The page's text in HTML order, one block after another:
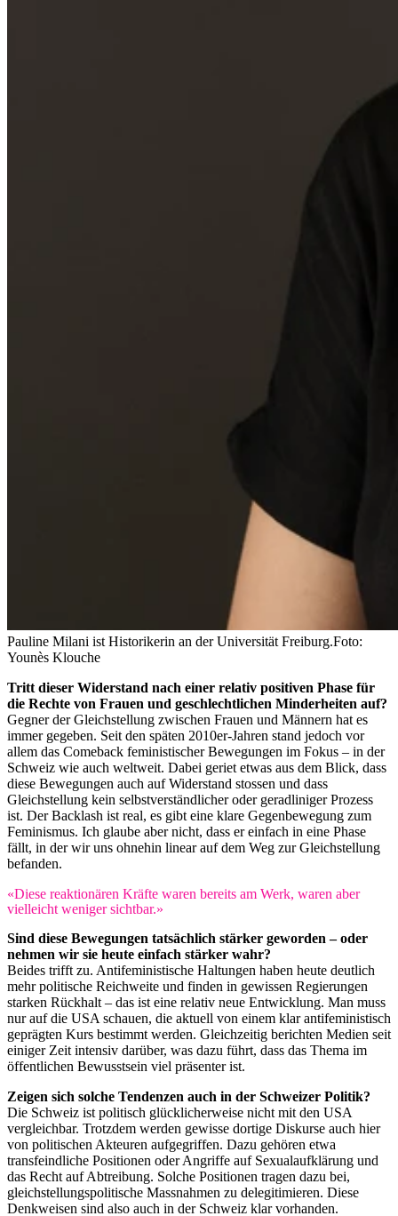
Pauline Milani ist Historikerin an der Universität Freiburg.Foto:
Younès Klouche
Tritt dieser Widerstand nach einer relativ positiven Phase für
die Rechte von Frauen und geschlechtlichen Minderheiten auf?
Gegner der Gleichstellung zwischen Frauen und Männern hat es
immer gegeben. Seit den späten 2010er-Jahren stand jedoch vor
allem das Comeback feministischer Bewegungen im Fokus – in der
Schweiz wie auch weltweit. Dabei geriet etwas aus dem Blick, dass
diese Bewegungen auch auf Widerstand stossen und dass
Gleichstellung kein selbstverständlicher oder geradliniger Prozess
ist. Der Backlash ist real, es gibt eine klare Gegenbewegung zum
Feminismus. Ich glaube aber nicht, dass er einfach in eine Phase
fällt, in der wir uns ohnehin linear auf dem Weg zur Gleichstellung
befanden.
«Diese reaktionären Kräfte waren bereits am Werk, waren aber
vielleicht weniger sichtbar.»
Sind diese Bewegungen tatsächlich stärker geworden – oder
nehmen wir sie heute einfach stärker wahr?
Beides trifft zu. Antifeministische Haltungen haben heute deutlich
mehr politische Reichweite und finden in gewissen Regierungen
starken Rückhalt – das ist eine relativ neue Entwicklung. Man muss
nur auf die USA schauen, die aktuell von einem klar antifeministisch
geprägten Kurs bestimmt werden. Gleichzeitig berichten Medien seit
einiger Zeit intensiv darüber, was dazu führt, dass das Thema im
öffentlichen Bewusstsein viel präsenter ist.
Zeigen sich solche Tendenzen auch in der Schweizer Politik?
Die Schweiz ist politisch glücklicherweise nicht mit den USA
vergleichbar. Trotzdem werden gewisse dortige Diskurse auch hier
von politischen Akteuren aufgegriffen. Dazu gehören etwa
transfeindliche Positionen oder Angriffe auf Sexualaufklärung und
das Recht auf Abtreibung. Solche Positionen tragen dazu bei,
gleichstellungspolitische Massnahmen zu delegitimieren. Diese
Denkweisen sind also auch in der Schweiz klar vorhanden.